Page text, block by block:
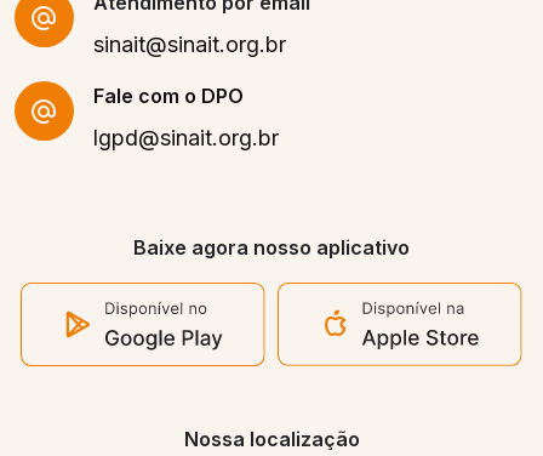
sinait@sinait.org.br
Fale com o DPO
lgpd@sinait.org.br
Baixe agora nosso aplicativo
Nossa localização